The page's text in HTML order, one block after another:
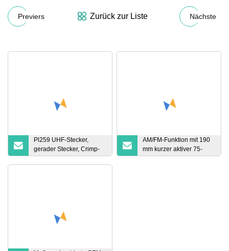
Previers Zurück zur Liste Nächste
Pl259 UHF-Stecker,
gerader Stecker, Crimp-
Lötaufsatz für Rg58
AM/FM-Funktion mit 190
mm kurzer aktiver 75-
Ohm-Autoantenne mit